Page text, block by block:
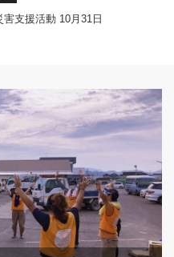
支援活動 10月31日